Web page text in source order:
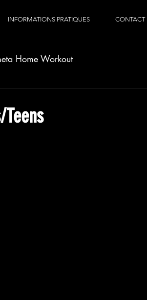
INFORMATIONS PRATIQUES CONTACT
Home Workout